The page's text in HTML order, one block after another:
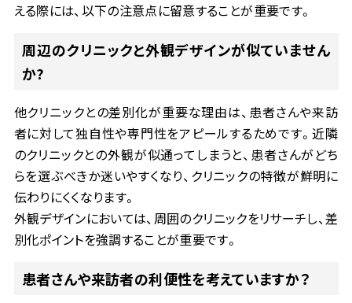
える際には、以下の注意点に留意することが重要です。
周辺のクリニックと外観デザインが似ていません
か?
他クリニックとの差別化が重要な理由は、患者さんや来訪
者に対して独自性や専門性をアピールするためです。近隣
のクリニックとの外観が似通ってしまうと、患者さんがどち
らを選ぶべきか迷いやすくなり、クリニックの特徴が鮮明に
伝わりにくくなります。
外観デザインにおいては、周囲のクリニックをリサーチし、差
別化ポイントを強調することが重要です。
患者さんや来訪者の利便性を考えていますか？